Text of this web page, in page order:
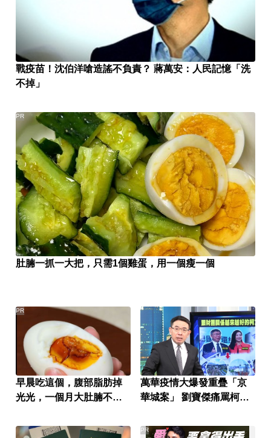
戰疫苗！沈伯洋嗆造謠不負責？ 蔣萬安：人民記憶「洗
不掉」
肚腩一抓一大把，只需1個雞蛋，用一個瘦一個
PR
早晨吃這個，腹部脂肪掉
光光，一個月大肚腩不見
PR
萬華疫情大爆發重疊「京
華城案」 劉寶傑痛罵柯文
PR